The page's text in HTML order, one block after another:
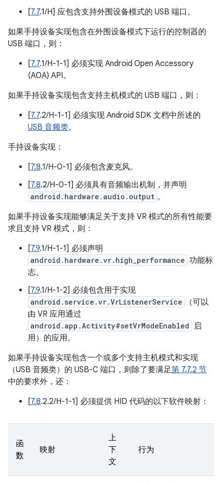
[7.7.1/H] 应包含支持外围设备模式的 USB 端口。
如果手持设备实现包含在外围设备模式下运行的控制器的
USB 端口，则：
[7.7.1/H-1-1] 必须实现 Android Open Accessory
(AOA) API。
如果手持设备实现包含支持主机模式的 USB 端口，则：
[7.7.2/H-1-1] 必须实现 Android SDK 文档中所述的
USB 音频类。
手持设备实现：
[7.8.1/H-0-1] 必须包含麦克风。
[7.8.2/H-0-1] 必须具有音频输出机制，并声明
android.hardware.audio.output 。
如果手持设备实现能够满足关于支持 VR 模式的所有性能要
求且支持 VR 模式，则：
[7.9.1/H-1-1] 必须声明
android.hardware.vr.high_performance 功能标
志。
[7.9.1/H-1-2] 必须包含用于实现
android.service.vr.VrListenerService
（可以
由 VR 应用通过
android.app.Activity#setVrModeEnabled
启
用）的应用。
如果手持设备实现包含一个或多个支持主机模式和实现
（USB 音频类）的 USB-C 端口，则除了要满足第 7.7.2 节
中的要求外，还：
[7.8.2.2/H-1-1] 必须提供 HID 代码的以下软件映射：
函
数
映射
上
下
文
行为